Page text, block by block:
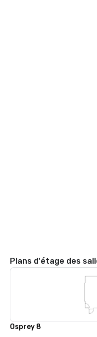
Plans d'étage des
Osprey 8